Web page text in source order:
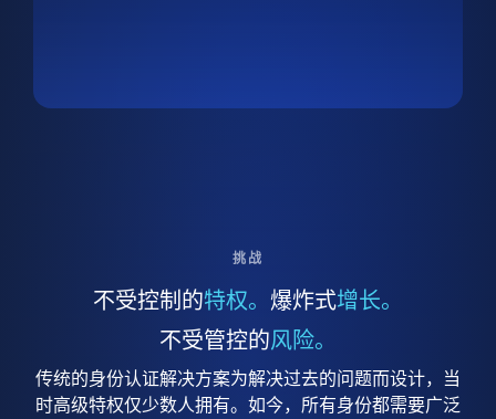
挑战
不受控制的特权。 爆炸式增长。
不受管控的风险。
传统的身份认证解决方案为解决过去的问题而设计，当
时高级特权仅少数人拥有。如今，所有身份都需要广泛